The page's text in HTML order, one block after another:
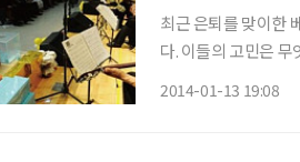
최근 은퇴를 맞이한
다. 이들의 고민은
2014-01-13 19:08